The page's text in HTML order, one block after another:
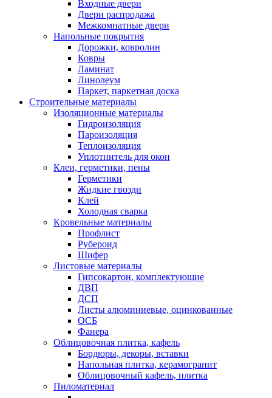
Входные двери
Двери распродажа
Межкомнатные двери
Напольные покрытия
Дорожки, ковролин
Ковры
Ламинат
Линолеум
Паркет, паркетная доска
Строительные материалы
Изоляционные материалы
Гидроизоляция
Пароизоляция
Теплоизоляция
Уплотнитель для окон
Клеи, герметики, пены
Герметики
Жидкие гвозди
Клей
Холодная сварка
Кровельные материалы
Профлист
Рубероид
Шифер
Листовые материалы
Гипсокартон, комплектующие
ДВП
ДСП
Листы алюминиевые, оцинкованные
ОСБ
Фанера
Облицовочная плитка, кафель
Бордюры, декоры, вставки
Напольная плитка, керамогранит
Облицовочный кафель, плитка
Пиломатериал